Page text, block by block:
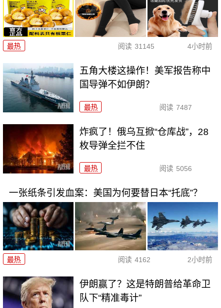
最热 阅读 31145 4小时前
五角大楼这操作！美军报告称中
国导弹不如伊朗？
最热 阅读 7487
炸疯了！俄乌互掀“仓库战”，28
枚导弹全拦不住
最热 阅读 5056
一张纸条引发血案：美国为何要替日本“托底”？
最热 阅读 4162 2小时前
伊朗赢了？这是特朗普给革命卫
队下“精准毒计”